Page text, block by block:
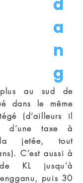
d
a
n
g
au sud de
dans le même
(d’ailleurs il
d’une taxe à
jetée, tout
C’est aussi à
KL jusqu'à
puis 30